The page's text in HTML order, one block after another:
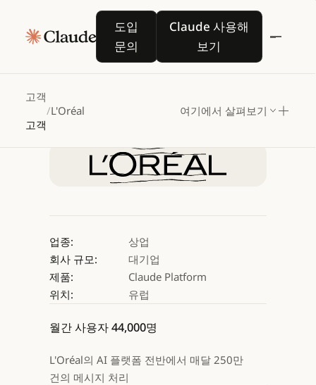
도입
문의
도입 문의
Claude 사용해
보기
Claude 사용해 보기
고객
고객
/L'Oréal 여기에서 살펴보기
L'Oréal,Claude로
대화형 분석
기술
고도화
도입 문의
도입 문의
업종:
상업
회사 규모:
대기업
제품:
Claude Platform
위치:
유럽
월간 사용자 44,000명
L'Oréal의 AI 플랫폼 전반에서 매달 250만
건의 메시지 처리